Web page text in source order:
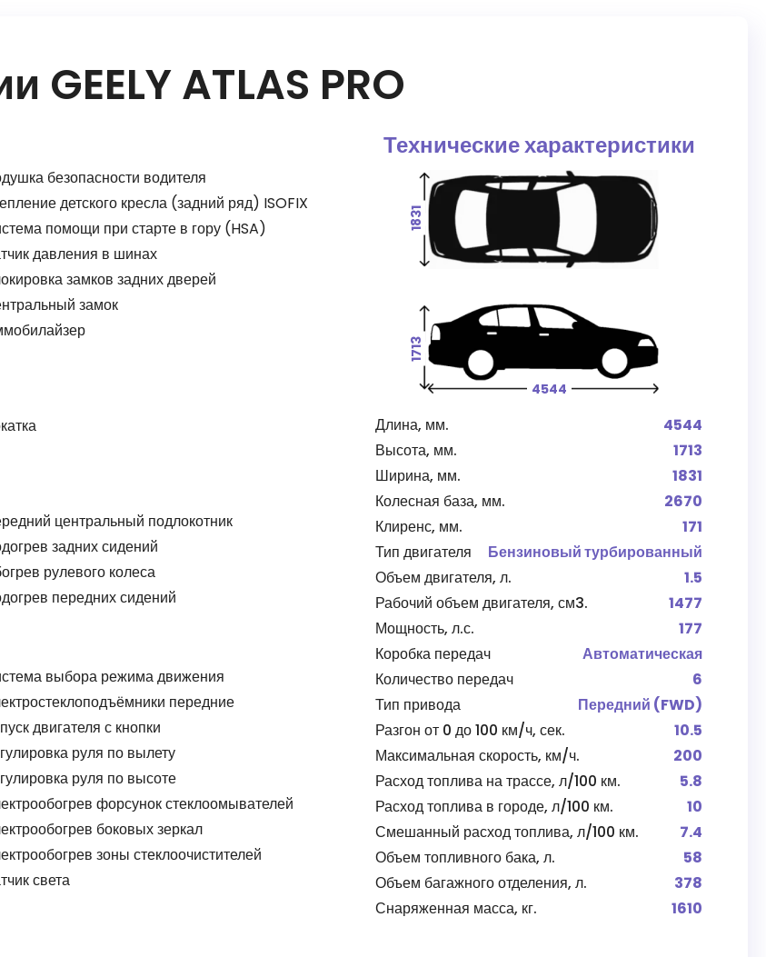
GEELY ATLAS PRO
безопасности водителя
детского кресла (задний ряд) ISOFIX
помощи при старте в гору (HSA)
давления в шинах
замков задних дверей
замок
центральный подлокотник
задних сидений
рулевого колеса
передних сидений
выбора режима движения
передние
двигателя с кнопки
руля по вылету
руля по высоте
форсунок стеклоомывателей
боковых зеркал
зоны стеклоочистителей
света
Технические характеристики
4544
1713
1831
Длина, мм.
4544
Высота, мм.
1713
Ширина, мм.
1831
Колесная база, мм.
2670
Клиренс, мм.
171
Тип двигателя
Бензиновый турбированный
Объем двигателя, л.
1.5
Рабочий объем двигателя, см3.
1477
Мощность, л.с.
177
Коробка передач
Автоматическая
Количество передач
6
Тип привода
Передний (FWD)
Разгон от 0 до 100 км/ч, сек.
10.5
Максимальная скорость, км/ч.
200
Расход топлива на трассе, л/100 км.
5.8
Расход топлива в городе, л/100 км.
10
Смешанный расход топлива, л/100 км.
7.4
Объем топливного бака, л.
58
Объем багажного отделения, л.
378
Снаряженная масса, кг.
1610